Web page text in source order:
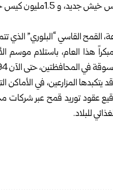
وذكر المهندس العثمان أن لدى
القمح القاسي “البلوري” الذي
هذا العام، باستلام موسم
المحافظتين، حتى الآن 2394 طناً.
المزارعين، في الأماكن
عقود توريد قمح عبر شركات
للبلاد.